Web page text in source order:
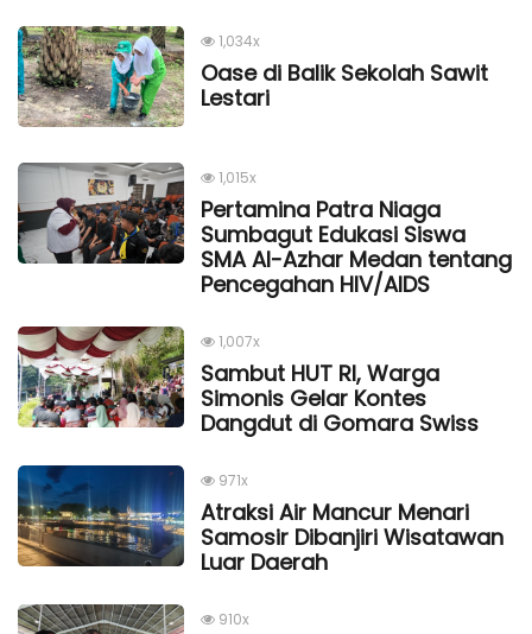
1,034x
Oase di Balik Sekolah Sawit
Lestari
1,015x
Pertamina Patra Niaga
Sumbagut Edukasi Siswa
SMA Al-Azhar Medan tentang
Pencegahan HIV/AIDS
1,007x
Sambut HUT RI, Warga
Simonis Gelar Kontes
Dangdut di Gomara Swiss
971x
Atraksi Air Mancur Menari
Samosir Dibanjiri Wisatawan
Luar Daerah
910x